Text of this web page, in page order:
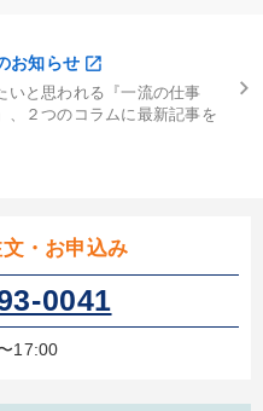
・お申込み
0041
17:00
お知らせ
いと思われる『一流の仕事
、２つのコラムに最新記事を